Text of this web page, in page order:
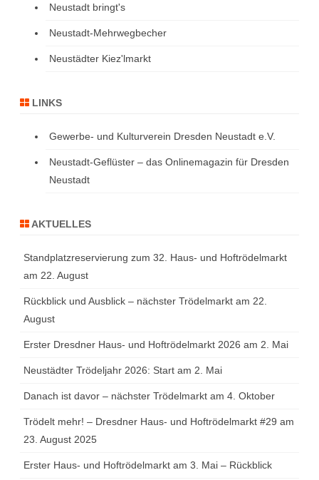
Neustadt bringt's
Neustadt-Mehrwegbecher
Neustädter Kiez'lmarkt
LINKS
Gewerbe- und Kulturverein Dresden Neustadt e.V.
Neustadt-Geflüster – das Onlinemagazin für Dresden
Neustadt
AKTUELLES
Standplatzreservierung zum 32. Haus- und Hoftrödelmarkt
am 22. August
Rückblick und Ausblick – nächster Trödelmarkt am 22.
August
Erster Dresdner Haus- und Hoftrödelmarkt 2026 am 2. Mai
Neustädter Trödeljahr 2026: Start am 2. Mai
Danach ist davor – nächster Trödelmarkt am 4. Oktober
Trödelt mehr! – Dresdner Haus- und Hoftrödelmarkt #29 am
23. August 2025
Erster Haus- und Hoftrödelmarkt am 3. Mai – Rückblick